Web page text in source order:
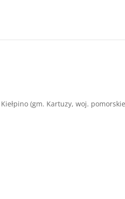
(gm. Kartuzy, woj.